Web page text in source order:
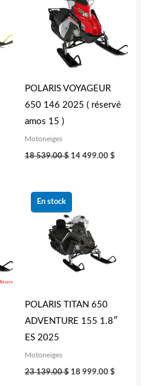
POLARIS VOYAGEUR
650 146 2025 ( réservé
amos 15 )
Motoneiges
18 539.00$
était :
18 539.00 $.
14 499.00 $
En stock
POLARIS TITAN 650
ADVENTURE 155 1.8″
ES 2025
Motoneiges
23 139.00$
Le
initial
était :
23 139.00 $.
18 999.00 $